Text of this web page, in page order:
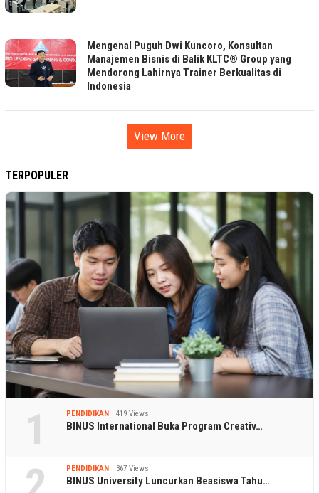
Mengenal Puguh Dwi Kuncoro, Konsultan
Manajemen Bisnis di Balik KLTC® Group yang
Mendorong Lahirnya Trainer Berkualitas di
Indonesia
View More
TERPOPULER
1 PENDIDIKAN 419 Views
BINUS International Buka Program Creativ…
PENDIDIKAN 367 Views
BINUS University Luncurkan Beasiswa Tahu…